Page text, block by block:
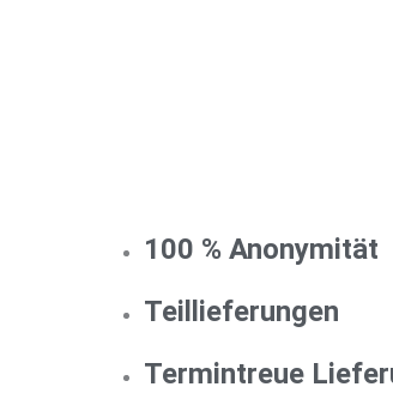
100 % Anonymität
Teillieferungen
Termintreue